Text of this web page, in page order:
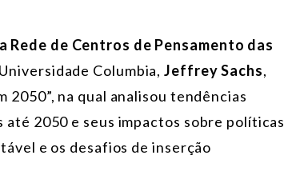
Rede de Centros de Pensamento das
Columbia,Jeffrey Sachs,
2050”, na qual analisou tendências
2050 e seus impactos sobre políticas
e os desafios de inserção